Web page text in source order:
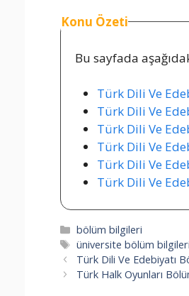
Konu Özeti
Bu sayfada
Türk Dili Ve
Türk Dili Ve
Türk Dili Ve
Türk Dili Ve
Türk Dili Ve
Türk Dili Ve
Kategoriler
bölüm bilgileri
Etiketler
üniversite bölüm bilgileri
Türk Dili Ve Edebiyatı
Türk Halk Oyunları